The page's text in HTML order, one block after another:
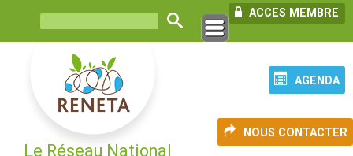
ACCES MEMBRE
AGENDA
NOUS CONTACTER
Le Réseau National